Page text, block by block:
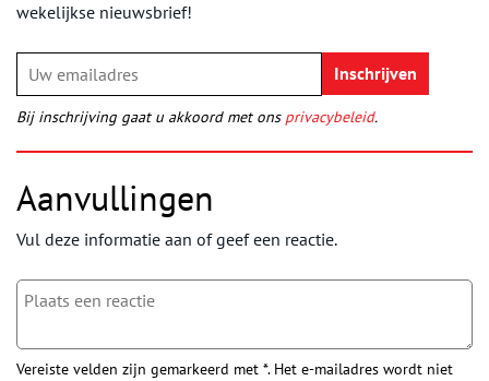
wekelijkse nieuwsbrief!
Bij inschrijving gaat u akkoord met ons privacybeleid.
Aanvullingen
Vul deze informatie aan of geef een reactie.
Vereiste velden zijn gemarkeerd met *. Het e-mailadres wordt niet